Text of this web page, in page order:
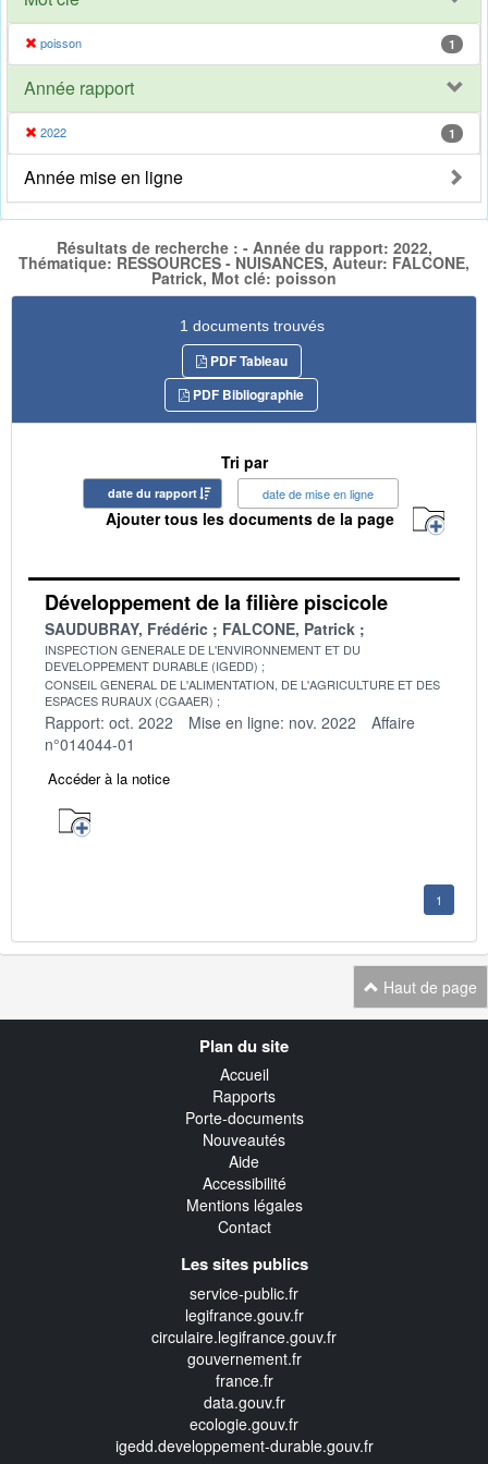
poisson 1
Année rapport
2022 1
Année mise en ligne
Résultats de recherche : - Année du rapport: 2022,
Thématique: RESSOURCES - NUISANCES, Auteur: FALCONE,
Patrick, Mot clé: poisson
1 documents trouvés
PDF Tableau
PDF Bibliographie
Tri par
date du rapport date de mise en ligne
Ajouter tous les documents de la page
Développement de la filière piscicole
SAUDUBRAY, Frédéric FALCONE, Patrick
INSPECTION GENERALE DE L'ENVIRONNEMENT ET DU
DEVELOPPEMENT DURABLE (IGEDD)
CONSEIL GENERAL DE L'ALIMENTATION, DE L'AGRICULTURE ET DES
ESPACES RURAUX (CGAAER)
Rapport: oct. 2022 Mise en ligne: nov. 2022
Affaire
n°014044-01
Accéder à la notice
1
Haut de page
Plan du site
Accueil
Rapports
Porte-documents
Nouveautés
Aide
Accessibilité
Mentions légales
Contact
Les sites publics
service-public.fr
legifrance.gouv.fr
circulaire.legifrance.gouv.fr
gouvernement.fr
france.fr
data.gouv.fr
ecologie.gouv.fr
igedd.developpement-durable.gouv.fr